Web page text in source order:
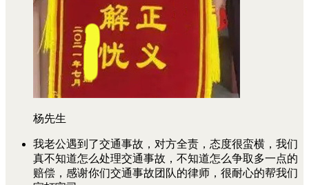
杨先生
我老公遇到了交通事故，对方全责，态度很蛮横，我们
真不知道怎么处理交通事故，不知道怎么争取多一点的
赔偿，感谢你们交通事故团队的律师，很耐心的帮我们